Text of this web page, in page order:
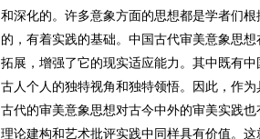
和深化的。许多意象方面的思想都是学者们
的，有着实践的基础。中国古代审美意象思
拓展，增强了它的现实适应能力。其中既有
古人个人的独特视角和独特领悟。因此，作
古代的审美意象思想对古今中外的审美实践
理论建构和艺术批评实践中同样具有价值。